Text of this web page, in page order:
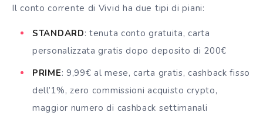
Ilconto corrente di Vivid ha due tipi di piani:
STANDARD: tenuta conto gratuita, carta
personalizzata gratis dopo deposito di 200€
PRIME: 9,99€ al mese, carta gratis, cashback fisso
dell’1%, zero commissioni acquisto crypto,
maggior numero di cashback settimanali